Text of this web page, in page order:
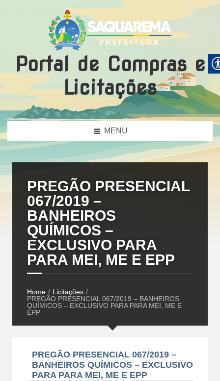
Portal de Compras e
Licitações
MENU
PREGÃO PRESENCIAL
067/2019 –
BANHEIROS
QUÍMICOS –
EXCLUSIVO PARA
PARA MEI, ME E EPP
Home / Licitações /
PREGÃO PRESENCIAL 067/2019 – BANHEIROS
QUÍMICOS – EXCLUSIVO PARA PARA MEI, ME E
EPP
PREGÃO PRESENCIAL 067/2019 –
BANHEIROS QUÍMICOS – EXCLUSIVO
PARA PARA MEI, ME E EPP